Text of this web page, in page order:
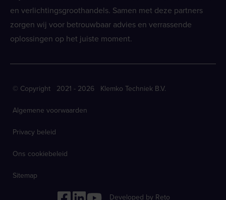
en verlichtingsgroothandels. Samen met deze partners
zorgen wij voor betrouwbaar advies en verrassende
oplossingen op het juiste moment.
© Copyright 2021 - 2026 Klemko Techniek B.V.
Algemene voorwaarden
Privacy beleid
Ons cookiebeleid
Sitemap
Developed by Reto